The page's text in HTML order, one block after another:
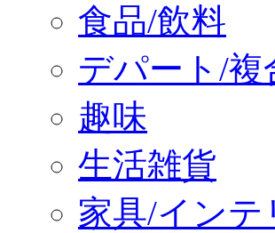
食品/飲料
デパート/複
趣味
生活雑貨
家具/インテ